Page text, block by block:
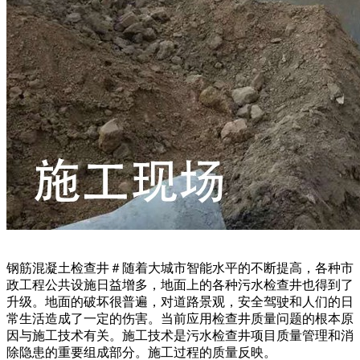
钢筋混凝土检查井＃随着大城市智能水平的不断提高，各种市
政工程公共设施日益增多，地面上的各种污水检查井也得到了
升级。地面的破坏很普遍，对道路景观，安全驾驶和人们的日
常生活造成了一定的伤害。当前应用检查井质量问题的根本原
因与施工技术有关。施工技术是污水检查井项目质量管理和消
除隐患的重要组成部分。施工过程的质量反映。